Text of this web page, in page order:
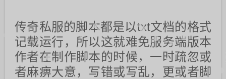
传奇私服的脚本都是以txt文档的格式
记载运行，所以这就难免服务端版本
作者在制作脚本的时候，一时疏忽或
者麻痹大意，写错或写乱，更或者脚